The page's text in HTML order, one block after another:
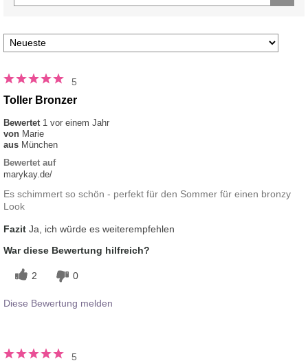
5
Toller Bronzer
Bewertet 1 vor einem Jahr
von Marie
aus München
Bewertet auf
marykay.de/
Es schimmert so schön - perfekt für den Sommer für einen bronzy
Look
Fazit Ja, ich würde es weiterempfehlen
War diese Bewertung hilfreich?
2 0
Diese Bewertung melden
5